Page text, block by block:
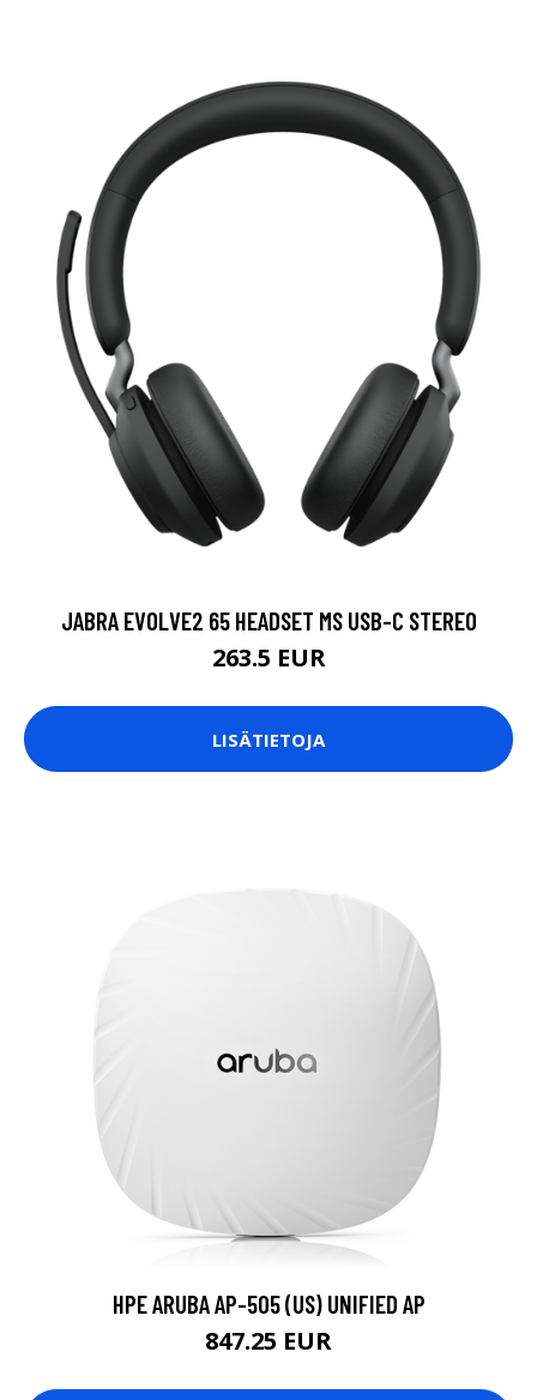
JABRA EVOLVE2 65 HEADSET MS USB-C STEREO
263.5 EUR
LISÄTIETOJA
HPE ARUBA AP-505 (US) UNIFIED AP
847.25 EUR